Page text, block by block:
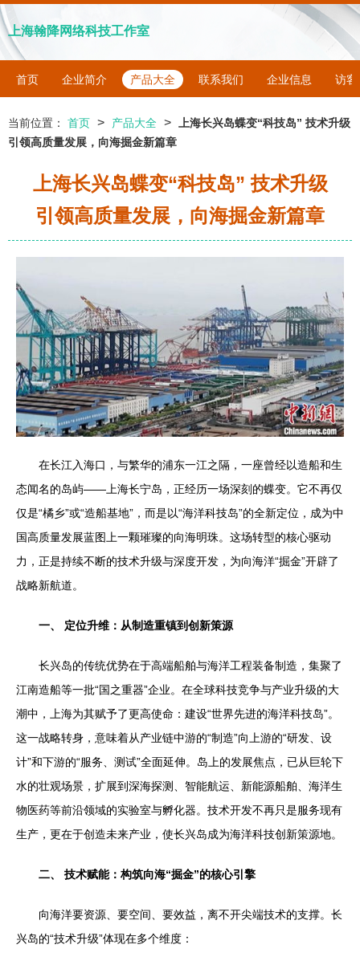
上海翰降网络科技工作室
首页 企业简介 产品大全 联系我们 企业信息 访客
当前位置： 首页 > 产品大全 >
上海长兴岛蝶变“科技岛” 技术升级
引领高质量发展，向海掘金新篇章
上海长兴岛蝶变“科技岛” 技术升级
引领高质量发展，向海掘金新篇章
在长江入海口，与繁华的浦东一江之隔，一座曾经以造船和生
态闻名的岛屿——上海长宁岛，正经历一场深刻的蝶变。它不再仅
仅是“橘乡”或“造船基地”，而是以“海洋科技岛”的全新定位，成为中
国高质量发展蓝图上一颗璀璨的向海明珠。这场转型的核心驱动
力，正是持续不断的技术升级与深度开发，为向海洋“掘金”开辟了
战略新航道。
一、 定位升维：从制造重镇到创新策源
长兴岛的传统优势在于高端船舶与海洋工程装备制造，集聚了
江南造船等一批“国之重器”企业。在全球科技竞争与产业升级的大
潮中，上海为其赋予了更高使命：建设“世界先进的海洋科技岛”。
这一战略转身，意味着从产业链中游的“制造”向上游的“研发、设
计”和下游的“服务、测试”全面延伸。岛上的发展焦点，已从巨轮下
水的壮观场景，扩展到深海探测、智能航运、新能源船舶、海洋生
物医药等前沿领域的实验室与孵化器。技术开发不再只是服务现有
生产，更在于创造未来产业，使长兴岛成为海洋科技创新策源地。
二、 技术赋能：构筑向海“掘金”的核心引擎
向海洋要资源、要空间、要效益，离不开尖端技术的支撑。长
兴岛的“技术升级”体现在多个维度：